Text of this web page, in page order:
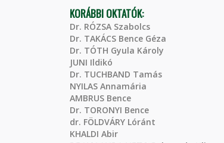
KORÁBBI OKTATÓK:
Dr. RÓZSA Szabolcs
Dr. TAKÁCS Bence Géza
Dr. TÓTH Gyula Károly
JUNI Ildikó
Dr. TUCHBAND Tamás
NYILAS Annamária
AMBRUS Bence
Dr. TORONYI Bence
dr. FÖLDVÁRY Lóránt
KHALDI Abir